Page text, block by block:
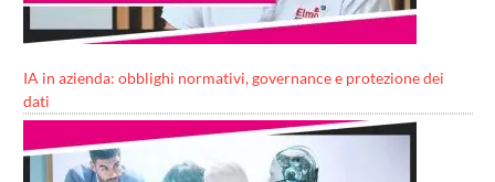
IA in azienda: obblighi normativi, governance e protezione dei
dati